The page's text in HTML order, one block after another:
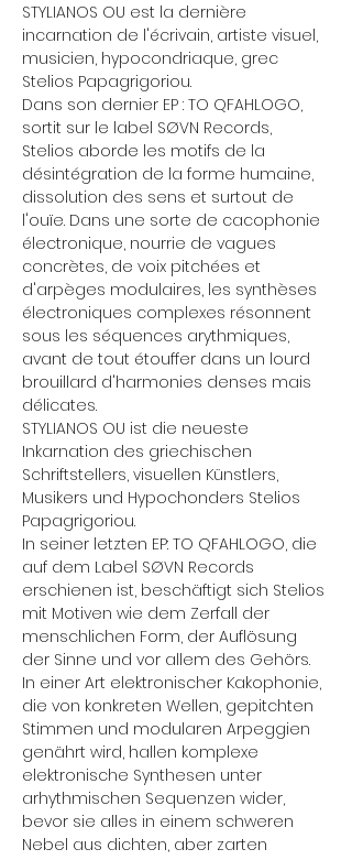
STYLIANOS OU est la dernière
incarnation de l'écrivain, artiste visuel,
musicien, hypocondriaque, grec
Stelios Papagrigoriou.
Dans son dernier EP : TO QFAHLOGO,
sortit sur le label SØVN Records,
Stelios aborde les motifs de la
désintégration de la forme humaine,
dissolution des sens et surtout de
l'ouïe. Dans une sorte de cacophonie
électronique, nourrie de vagues
concrètes, de voix pitchées et
d'arpèges modulaires, les synthèses
électroniques complexes résonnent
sous les séquences arythmiques,
avant de tout étouffer dans un lourd
brouillard d'harmonies denses mais
délicates.
STYLIANOS OU ist die neueste
Inkarnation des griechischen
Schriftstellers, visuellen Künstlers,
Musikers und Hypochonders Stelios
Papagrigoriou.
In seiner letzten EP: TO QFAHLOGO, die
auf dem Label SØVN Records
erschienen ist, beschäftigt sich Stelios
mit Motiven wie dem Zerfall der
menschlichen Form, der Auflösung
der Sinne und vor allem des Gehörs.
In einer Art elektronischer Kakophonie,
die von konkreten Wellen, gepitchten
Stimmen und modularen Arpeggien
genährt wird, hallen komplexe
elektronische Synthesen unter
arhythmischen Sequenzen wider,
bevor sie alles in einem schweren
Nebel aus dichten, aber zarten